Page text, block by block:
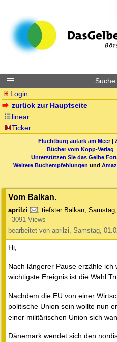
Suche:
Login
zurück zur Hauptseite
linear
Ticker
Fluchtburg autark am Meer|
Bücher vom Kopp-Verlag
Unterstützen Sie das Gelbe
Weitere Buchempfehlungen und
Vom Balkan.
aprilzi , tiefster Balkan,
3091 Views
bearbeitet von aprilzi, Samstag,
Hi,
Nach längerer Pause erzähle ich
wichtigste Ereignis ist die Wahl
Nachdem die EU von einer
politische Union sein wollte nun
einer militärischen Union sich
Dänemark wendet sich den